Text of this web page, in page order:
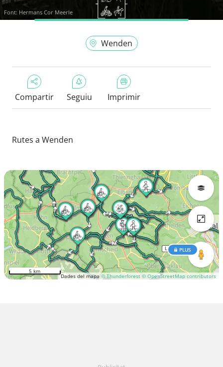
Font: Hermans Cor Meerle
Wenden
Compartir Seguiu Imprimir
Rutes a Wenden
Dades del mapa© Thunderforest © OpenStreetMap contributors
PLUS
5 km